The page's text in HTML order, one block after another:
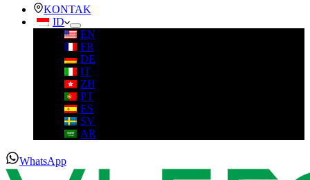
KONTAK
ID
EN
FR
DE
IT
ZH
PT
ES
SV
AR
WhatsApp